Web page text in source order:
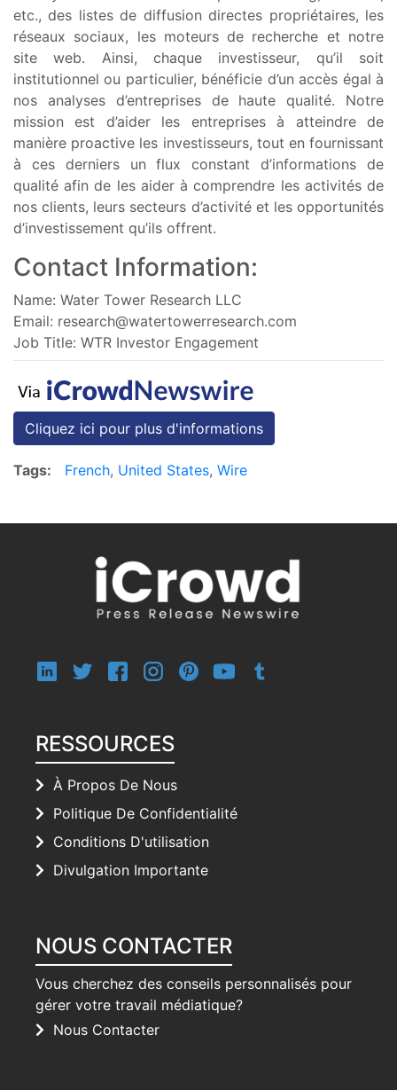
etc., des listes de diffusion directes propriétaires, les
réseaux sociaux, les moteurs de recherche et notre
site web. Ainsi, chaque investisseur, qu’il soit
institutionnel ou particulier, bénéficie d’un accès égal à
nos analyses d’entreprises de haute qualité. Notre
mission est d’aider les entreprises à atteindre de
manière proactive les investisseurs, tout en fournissant
à ces derniers un flux constant d’informations de
qualité afin de les aider à comprendre les activités de
nos clients, leurs secteurs d’activité et les opportunités
d’investissement qu’ils offrent.
Contact Information:
Name: Water Tower Research LLC
Email: research@watertowerresearch.com
Job Title: WTR Investor Engagement
Cliquez ici pour plus d'informations
Tags: French, United States, Wire
RESSOURCES
À Propos De Nous
Politique De Confidentialité
Conditions D'utilisation
Divulgation Importante
NOUS CONTACTER
Vous cherchez des conseils personnalisés pour
gérer votre travail médiatique?
Nous Contacter